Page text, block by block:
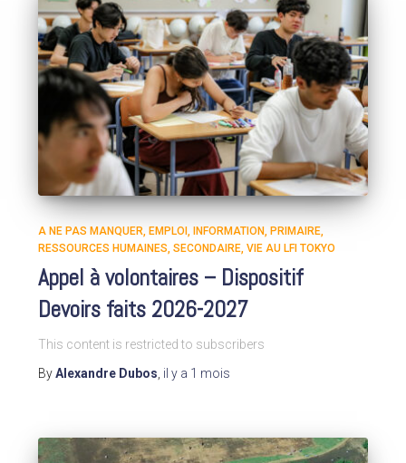
A NE PAS MANQUER EMPLOI INFORMATION PRIMAIRE
RESSOURCES HUMAINES SECONDAIRE VIE AU LFI TOKYO
Appel à volontaires – Dispositif
Devoirs faits 2026-2027
This content is restricted to subscribers
ByAlexandre Dubos il y a 1 mois